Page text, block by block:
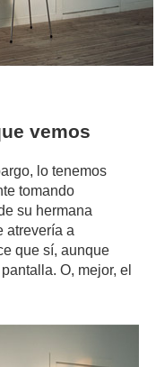
vemos
lo tenemos
tomando
su hermana
atrevería a
que sí, aunque
O, mejor, el